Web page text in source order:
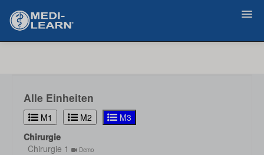
Alle Einheiten
M1 M2
M3
Chirurgie
Chirurgie 1
Demo